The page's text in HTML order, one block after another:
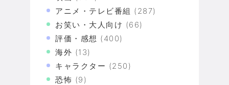
アニメ・テレビ番組 (287)
お笑い・大人向け (66)
評価・感想 (400)
海外 (13)
キャラクター (250)
恐怖 (9)